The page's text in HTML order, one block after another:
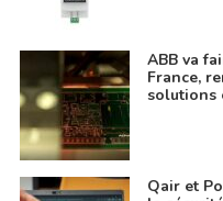
ABB va
France,
solutions
Qair et